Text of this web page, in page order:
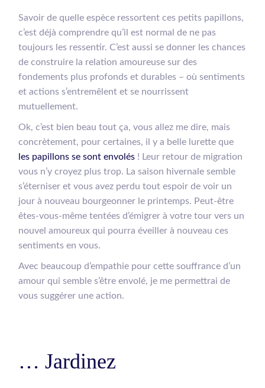
Savoir de quelle espèce ressortent ces petits papillons,
c’est déjà comprendre qu’il est normal de ne pas
toujours les ressentir. C’est aussi se donner les chances
de construire la relation amoureuse sur des
fondements plus profonds et durables – où sentiments
et actions s’entremêlent et se nourrissent
mutuellement.
Ok, c’est bien beau tout ça, vous allez me dire, mais
concrètement, pour certaines, il y a belle lurette que
les papillons se sont envolés ! Leur retour de migration
vous n’y croyez plus trop. La saison hivernale semble
s’éterniser et vous avez perdu tout espoir de voir un
jour à nouveau bourgeonner le printemps. Peut-être
êtes-vous-même tentées d’émigrer à votre tour vers un
nouvel amoureux qui pourra éveiller à nouveau ces
sentiments en vous.
Avec beaucoup d’empathie pour cette souffrance d’un
amour qui semble s’être envolé, je me permettrai de
vous suggérer une action.
… Jardinez